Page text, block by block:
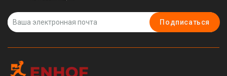
Подписаться